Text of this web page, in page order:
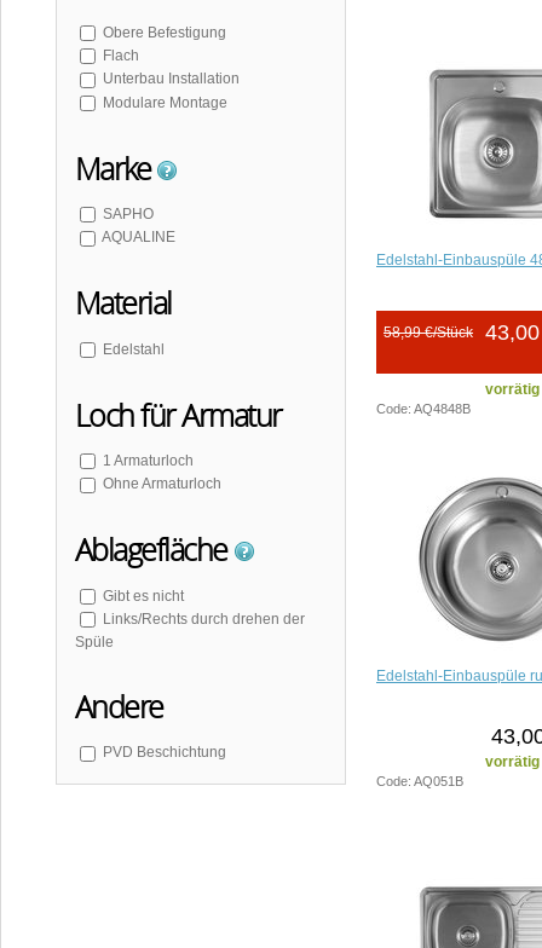
Obere Befestigung
Flach
Unterbau Installation
Modulare Montage
Marke
SAPHO
AQUALINE
Material
Edelstahl
Loch für Armatur
1 Armaturloch
Ohne Armaturloch
Ablagefläche
Gibt es nicht
Links/Rechts durch drehen der
Spüle
Andere
PVD Beschichtung
Edelstahl-Einbauspüle
58,99 €/Stück
vorrätig
Code: AQ4848B
Edelstahl-Einbauspüle
vorrätig
Code: AQ051B